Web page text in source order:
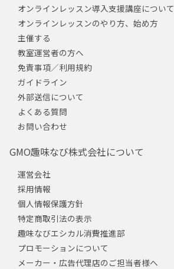
オンラインレッスン導入支援講座について
オンラインレッスンのやり方、始め方
主催する
教室運営者の方へ
免責事項／利用規約
ガイドライン
外部送信について
よくある質問
お問い合わせ
GMO趣味なび株式会社について
運営会社
採用情報
個人情報保護方針
特定商取引法の表示
趣味なびエシカル消費推進部
プロモーションについて
メーカー・広告代理店のご担当者様へ